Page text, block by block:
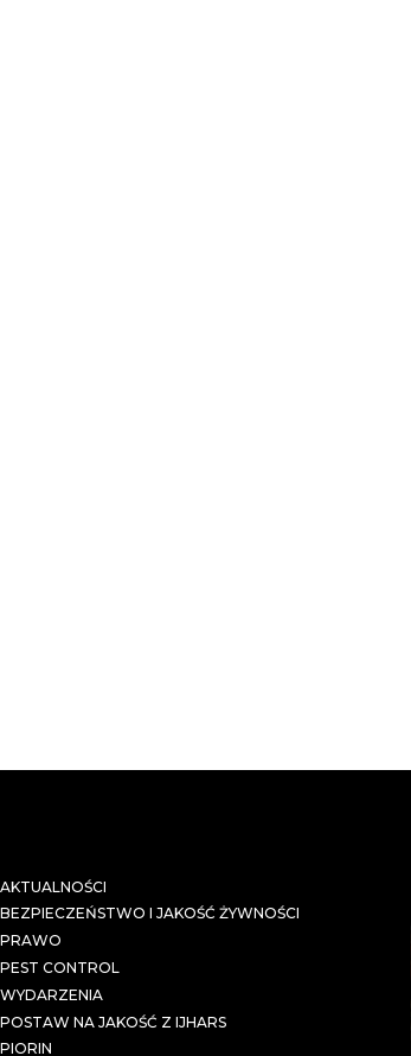
AKTUALNOŚCI
BEZPIECZEŃSTWO I JAKOŚĆ ŻYWNOŚCI
PRAWO
PEST CONTROL
WYDARZENIA
POSTAW NA JAKOŚĆ Z IJHARS
PIORIN